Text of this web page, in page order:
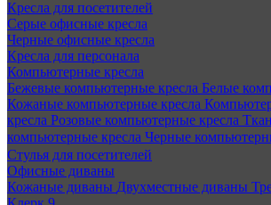
Кресла для посетителей
Серые офисные кресла
Черные офисные кресла
Кресла для персонала
Компьютерные кресла
Бежевые компьютерные кресла Белые
Кожаные компьютерные кресла
кресла Розовые компьютерные кресла
компьютерные кресла Черные
Стулья для посетителей
Офисные диваны
Кожаные диваны Двухместные диваны